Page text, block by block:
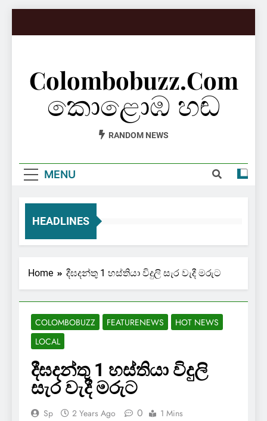
Colombobuzz.com
කොළොඹ හඬ
RANDOM NEWS
MENU
HEADLINES
Home දීඝදන්තු 1 හස්තියා විදුලි සැර වැදී මරුට
COLOMBOBUZZ FEATURENEWS
HOT NEWS
LOCAL
දීඝදන්තු 1 හස්තියා විදුලි
සැර වැදී මරුට
Sp 2 Years Ago 0 1 Mins